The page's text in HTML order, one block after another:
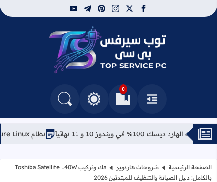
facebook
x
instagram
pinterest
telegram
youtube
توب سيرفس
القائمة
0
العلامات المرجعيةالتغيير بين الوضع النهاري والداكن
البحث في المدونة
ويندوز 10 و 11 نهائياً نظام Azure Linux: مايكروسوفت تفاجئ الجميع بتوزيعة لينكس خاصة بها
الصفحة الرئيسية شروحات هاردوير
فك وتركيب Toshiba Satellite L40W
بالكامل: دليل الصيانة والتنظيف للمبتدئين 2026